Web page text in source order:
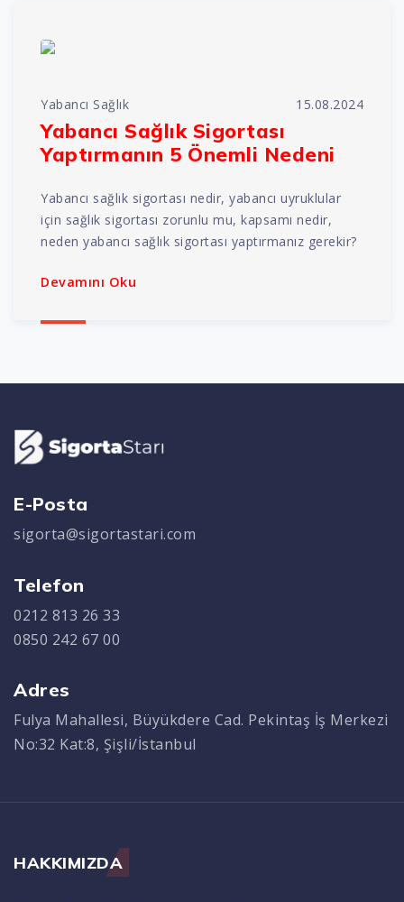
Yabancı Sağlık 15.08.2024
Yabancı Sağlık Sigortası
Yaptırmanın 5 Önemli Nedeni
Yabancı sağlık sigortası nedir, yabancı uyruklular
için sağlık sigortası zorunlu mu, kapsamı nedir,
neden yabancı sağlık sigortası yaptırmanız gerekir?
Devamını Oku
E-Posta
sigorta@sigortastari.com
Telefon
0212 813 26 33
0850 242 67 00
Adres
Fulya Mahallesi, Büyükdere Cad. Pekintaş İş Merkezi
No:32 Kat:8, Şişli/İstanbul
HAKKIMIZDA